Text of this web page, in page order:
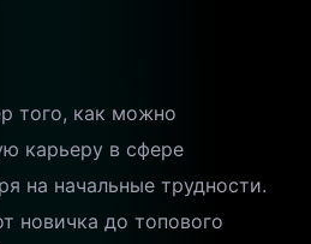
того, как можно
карьеру в сфере
на начальные трудности.
новичка до топового